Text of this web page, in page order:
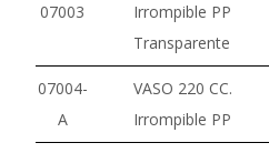
07003
Irrompible PP
Transparente
07004-
A
VASO 220 CC.
Irrompible PP